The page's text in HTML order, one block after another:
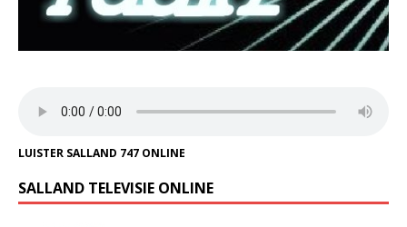
LUISTER SALLAND 747 ONLINE
SALLAND TELEVISIE ONLINE